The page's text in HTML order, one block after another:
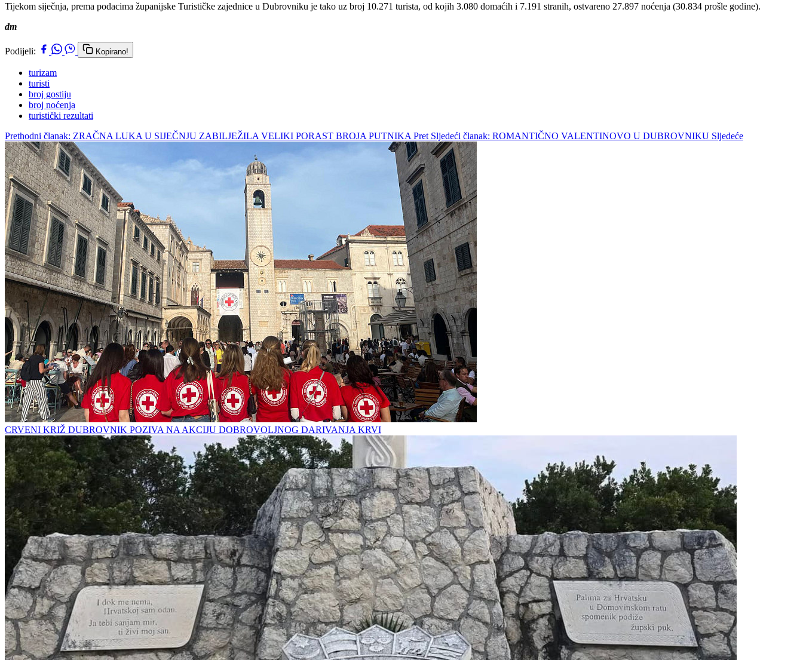
Tijekom siječnja, prema podacima županijske Turističke zajednice u Dubrovniku je tako uz broj 10.271 turista, od kojih 3.080 domaćih i 7.191 stranih, ostvareno 27.897 noćenja (30.834 prošle godine).
dm
Podijeli: Kopirano!
turizam
turisti
broj gostiju
broj noćenja
turistički rezultati
Prethodni članak: ZRAČNA LUKA U SIJEČNJU ZABILJEŽILA VELIKI PORAST BROJA PUTNIKA Pret Sljedeći članak: ROMANTIČNO VALENTINOVO U DUBROVNIKU Sljedeće
CRVENI KRIŽ DUBROVNIK POZIVA NA AKCIJU DOBROVOLJNOG DARIVANJA KRVI